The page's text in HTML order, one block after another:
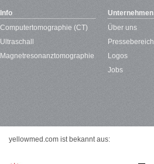
Info
Computertomographie (CT)
Ultraschall
Magnetresonanztomographie
Unternehmen
Über uns
Pressebereich
Logos
Jobs
yellowmed.com ist bekannt aus: